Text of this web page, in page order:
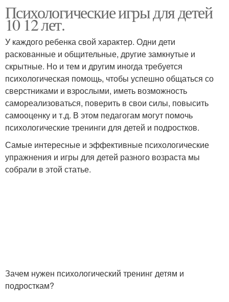
Психологические игры для детей
10 12 лет.
У каждого ребенка свой характер. Одни дети
раскованные и общительные, другие замкнутые и
скрытные. Но и тем и другим иногда требуется
психологическая помощь, чтобы успешно общаться со
сверстниками и взрослыми, иметь возможность
самореализоваться, поверить в свои силы, повысить
самооценку и т.д. В этом педагогам могут помочь
психологические тренинги для детей и подростков.
Самые интересные и эффективные психологические
упражнения и игры для детей разного возраста мы
собрали в этой статье.
Зачем нужен психологический тренинг детям и
подросткам?